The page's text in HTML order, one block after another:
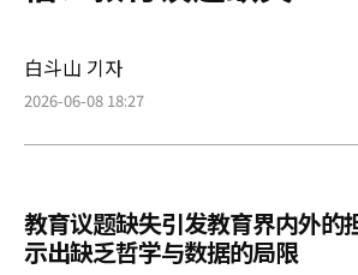
白斗山 기자
2026-06-08 18:27
教育议题缺失引发教育界内外的
示出缺乏哲学与数据的局限